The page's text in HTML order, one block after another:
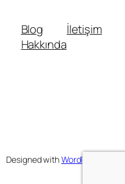
Blog
Hakkında
İletişim
Designed withWordPress